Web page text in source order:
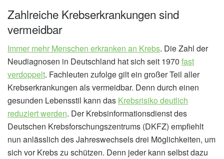
Zahlreiche Krebserkrankungen sind
vermeidbar
Immer mehr Menschen erkranken an Krebs. Die Zahl der
Neudiagnosen in Deutschland hat sich seit 1970 fast
verdoppelt. Fachleuten zufolge gilt ein großer Teil aller
Krebserkrankungen als vermeidbar. Denn durch einen
gesunden Lebensstil kann das Krebsrisiko deutlich
reduziert werden. Der Krebsinformationsdienst des
Deutschen Krebsforschungszentrums (DKFZ) empfiehlt
nun anlässlich des Jahreswechsels drei Möglichkeiten, um
sich vor Krebs zu schützen. Denn jeder kann selbst dazu